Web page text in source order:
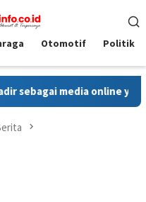
Otomotif Politik
media online yang